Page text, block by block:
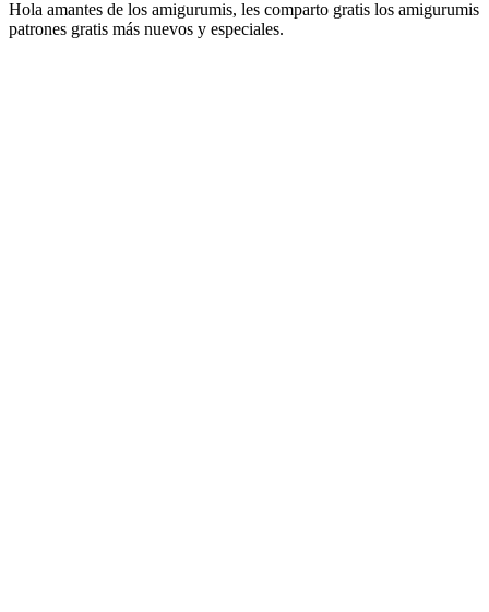
Hola amantes de los amigurumis, les comparto gratis los amigurumis
patrones gratis más nuevos y especiales.